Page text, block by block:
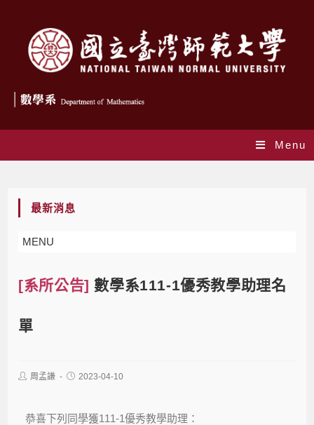
Menu
最新消息
MENU
[系所公告] 數學系111-1優秀教學助理名
單
周孟謙 2023-04-10
恭喜下列同學獲111-1優秀教學助理：